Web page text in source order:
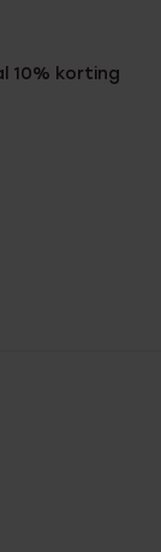
10% korting